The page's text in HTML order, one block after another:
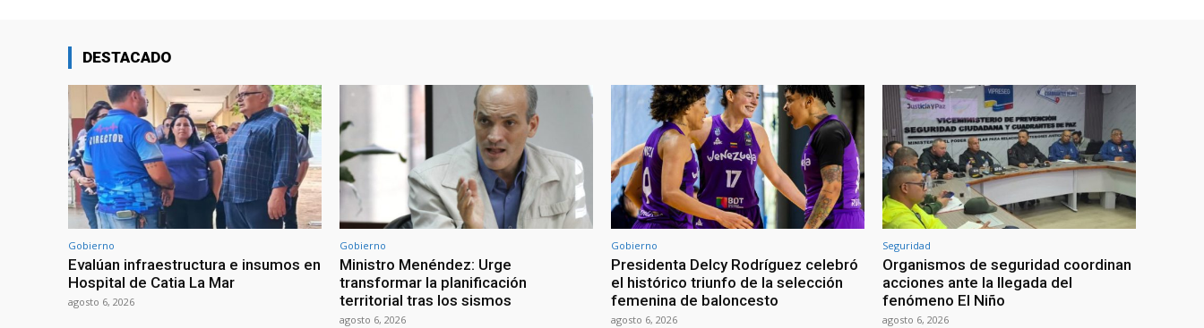
DESTACADO
Gobierno
Evalúan infraestructura e insumos en
Hospital de Catia La Mar
agosto 6, 2026
Gobierno
Ministro Menéndez: Urge
transformar la planificación
territorial tras los sismos
agosto 6, 2026
Gobierno
Presidenta Delcy Rodríguez celebró
el histórico triunfo de la selección
femenina de baloncesto
agosto 6, 2026
Seguridad
Organismos de seguridad coordinan
acciones ante la llegada del
fenómeno El Niño
agosto 6, 2026